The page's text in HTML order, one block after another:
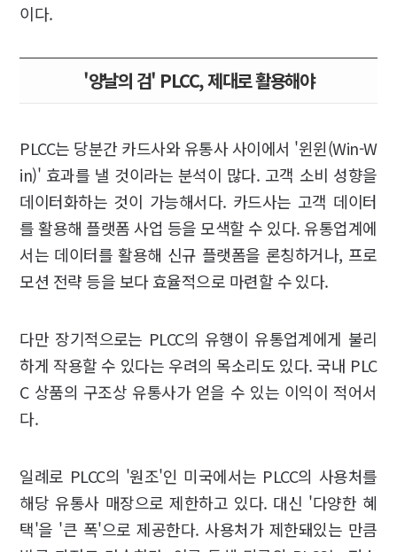
이다.
'양날의 검' PLCC, 제대로 활용해야
PLCC는 당분간 카드사와 유통사 사이에서 '윈윈(Win-W
in)' 효과를 낼 것이라는 분석이 많다. 고객 소비 성향을
데이터화하는 것이 가능해서다. 카드사는 고객 데이터
를 활용해 플랫폼 사업 등을 모색할 수 있다. 유통업계에
서는 데이터를 활용해 신규 플랫폼을 론칭하거나, 프로
모션 전략 등을 보다 효율적으로 마련할 수 있다.
다만 장기적으로는 PLCC의 유행이 유통업계에게 불리
하게 작용할 수 있다는 우려의 목소리도 있다. 국내 PLC
C 상품의 구조상 유통사가 얻을 수 있는 이익이 적어서
다.
일례로 PLCC의 '원조'인 미국에서는 PLCC의 사용처를
해당 유통사 매장으로 제한하고 있다. 대신 '다양한 혜
택'을 '큰 폭'으로 제공한다. 사용처가 제한돼있는 만큼